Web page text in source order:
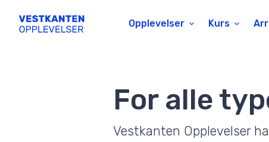
Opplevelser Kurs
For alle
Vestkanten Opplevelser